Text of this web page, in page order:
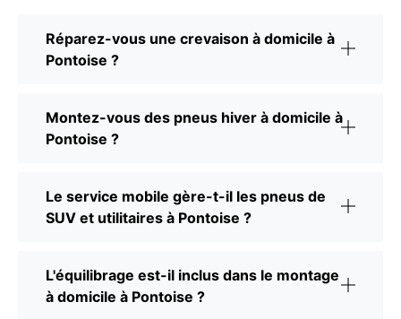
Réparez-vous une crevaison à domicile à
Pontoise ?
Montez-vous des pneus hiver à domicile à
Pontoise ?
Le service mobile gère-t-il les pneus de
SUV et utilitaires à Pontoise ?
L'équilibrage est-il inclus dans le montage
à domicile à Pontoise ?